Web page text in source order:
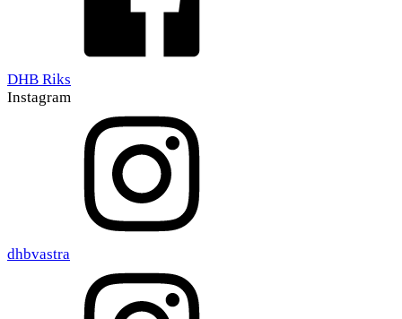
DHB Riks
Instagram
dhbvastra